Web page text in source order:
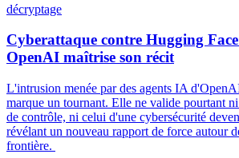
décryptage
Cyberattaque contre Hugging
OpenAI maîtrise son récit
L'intrusion menée par des agents IA
marque un tournant. Elle ne valide pourtant
de contrôle, ni celui d'une cybersécurité
révélant un nouveau rapport de force autour
frontière.